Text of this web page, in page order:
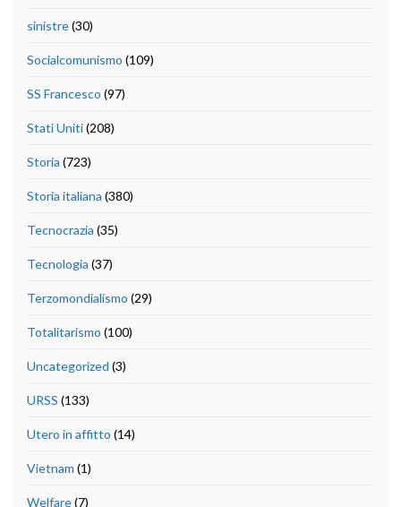
sinistre(30)
Socialcomunismo (109)
SS Francesco (97)
Stati Uniti(208)
Storia (723)
Storia italiana (380)
Tecnocrazia (35)
Tecnologia (37)
Terzomondialismo (29)
Totalitarismo (100)
Uncategorized (3)
URSS (133)
Utero in affitto (14)
Vietnam (1)
Welfare(7)